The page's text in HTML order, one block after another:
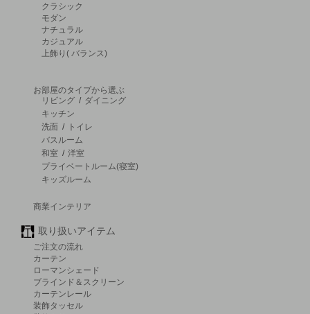
クラシック
モダン
ナチュラル
カジュアル
上飾り( バランス)
お部屋のタイプから選ぶ
リビング / ダイニング
キッチン
洗面 /
トイレ
バスルーム
和室 / 洋室
プライベートルーム(寝室)
キッズルーム
商業インテリア
取り扱いアイテム
ご注文の流れ
カーテン
ローマンシェード
ブラインド＆スクリーン
カーテンレール
装飾タッセル